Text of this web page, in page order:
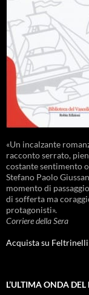
«Un incalzante
racconto serrato,
costante sentimento
Stefano Paolo
momento di
di sofferta ma
protagonisti».
Corriere della Sera
Acquista su
L’ULTIMA ONDA DEL